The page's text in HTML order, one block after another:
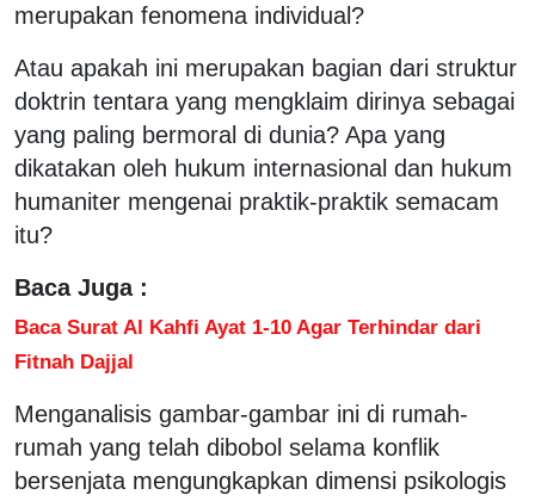
merupakan fenomena individual?
Atau apakah ini merupakan bagian dari struktur
doktrin tentara yang mengklaim dirinya sebagai
yang paling bermoral di dunia? Apa yang
dikatakan oleh hukum internasional dan hukum
humaniter mengenai praktik-praktik semacam
itu?
Baca Juga :
Baca Surat Al Kahfi Ayat 1-10 Agar Terhindar dari
Fitnah Dajjal
Menganalisis gambar-gambar ini di rumah-
rumah yang telah dibobol selama konflik
bersenjata mengungkapkan dimensi psikologis